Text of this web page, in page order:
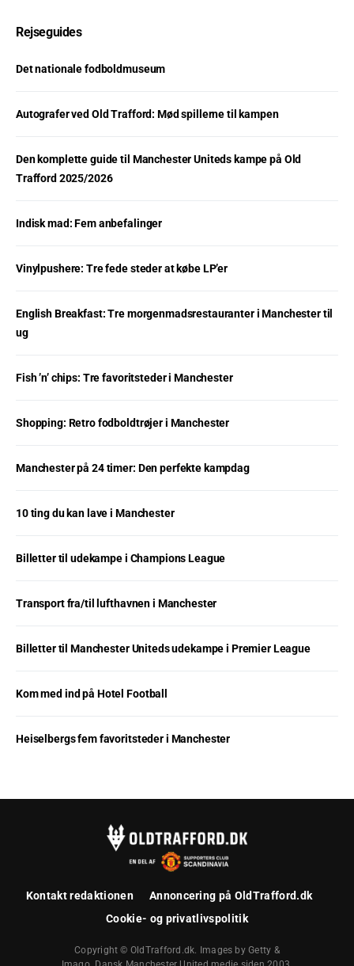
Rejseguides
Det nationale fodboldmuseum
Autografer ved Old Trafford: Mød spillerne til kampen
Den komplette guide til Manchester Uniteds kampe på Old
Trafford 2025/2026
Indisk mad: Fem anbefalinger
Vinylpushere: Tre fede steder at købe LP’er
English Breakfast: Tre morgenmadsrestauranter i Manchester til
ug
Fish ’n’ chips: Tre favoritsteder i Manchester
Shopping: Retro fodboldtrøjer i Manchester
Manchester på 24 timer: Den perfekte kampdag
10 ting du kan lave i Manchester
Billetter til udekampe i Champions League
Transport fra/til lufthavnen i Manchester
Billetter til Manchester Uniteds udekampe i Premier League
Kom med ind på Hotel Football
Heiselbergs fem favoritsteder i Manchester
Kontakt redaktionen
Annoncering på OldTrafford.dk
Cookie- og privatlivspolitik
Copyright © OldTrafford.dk. Images by Getty &